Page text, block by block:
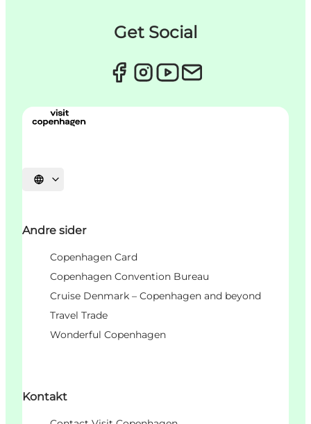
Get Social
Velg språk
Andre sider
Copenhagen Card
Copenhagen Convention Bureau
Cruise Denmark – Copenhagen and beyond
Travel Trade
Wonderful Copenhagen
Kontakt